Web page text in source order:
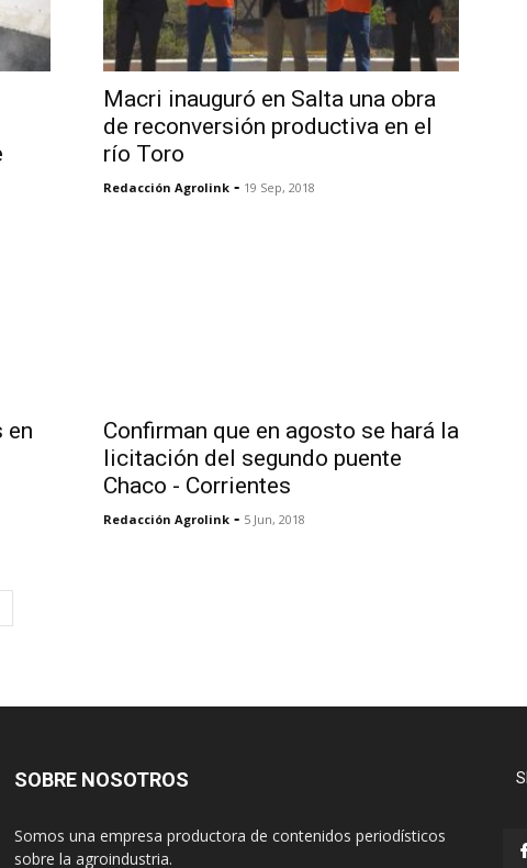
Macri inauguró en Salta una obra
de reconversión productiva en el
río Toro
Redacción Agrolink - 19 Sep, 2018
en
Confirman que en agosto se hará la
licitación del segundo puente
Chaco - Corrientes
Redacción Agrolink - 5 Jun, 2018
SOBRE NOSOTROS
Somos una empresa productora de contenidos periodísticos
sobre la agroindustria.